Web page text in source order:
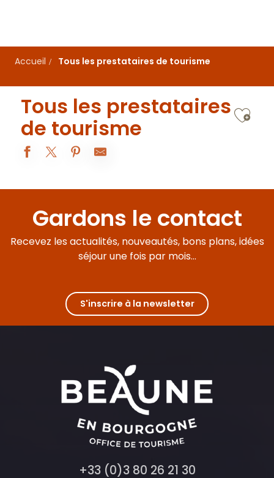
principal
Accueil
Tous les prestataires de tourisme
Tous les prestataires
de tourisme
Hôtel Les Vents d'Anges
L'Escale de Jules et Lily
Le 8Clos
Vers le Grand Père
L'Ecurie de la Coquette
Terre, tables & vins - ouverture en 2026
Gardons le contact
Recevez les actualités, nouveautés, bons plans, idées
séjour une fois par mois...
S'inscrire à la newsletter
+33 (0)3 80 26 21 30